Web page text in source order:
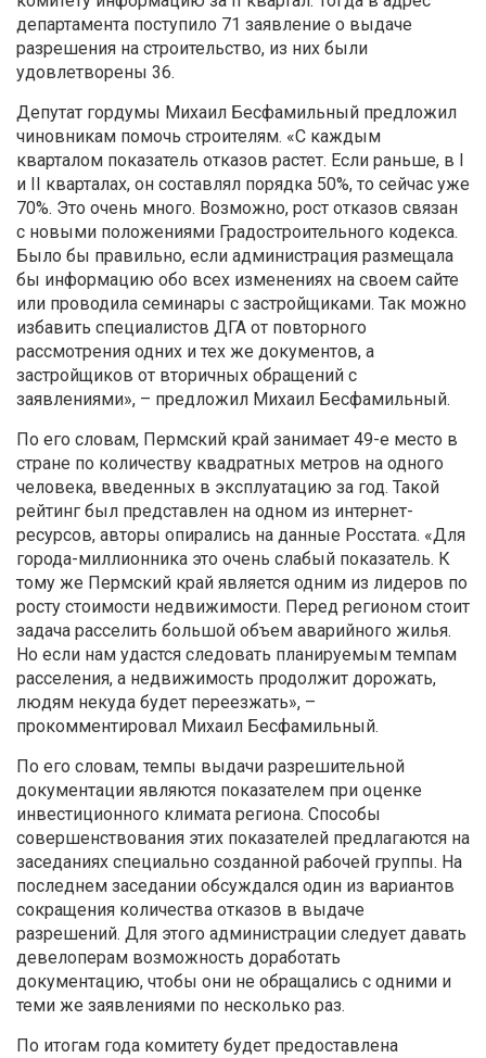
департамента поступило 71 заявление о выдаче
разрешения на строительство, из них были
удовлетворены 36.
Депутат гордумы Михаил Бесфамильный предложил
чиновникам помочь строителям. «С каждым
кварталом показатель отказов растет. Если раньше, в I
и II кварталах, он составлял порядка 50%, то сейчас уже
70%. Это очень много. Возможно, рост отказов связан
с новыми положениями Градостроительного кодекса.
Было бы правильно, если администрация размещала
бы информацию обо всех изменениях на своем сайте
или проводила семинары с застройщиками. Так можно
избавить специалистов ДГА от повторного
рассмотрения одних и тех же документов, а
застройщиков от вторичных обращений с
заявлениями», – предложил Михаил Бесфамильный.
По его словам, Пермский край занимает 49-е место в
стране по количеству квадратных метров на одного
человека, введенных в эксплуатацию за год. Такой
рейтинг был представлен на одном из интернет-
ресурсов, авторы опирались на данные Росстата. «Для
города-миллионника это очень слабый показатель. К
тому же Пермский край является одним из лидеров по
росту стоимости недвижимости. Перед регионом стоит
задача расселить большой объем аварийного жилья.
Но если нам удастся следовать планируемым темпам
расселения, а недвижимость продолжит дорожать,
людям некуда будет переезжать», –
прокомментировал Михаил Бесфамильный.
По его словам, темпы выдачи разрешительной
документации являются показателем при оценке
инвестиционного климата региона. Способы
совершенствования этих показателей предлагаются на
заседаниях специально созданной рабочей группы. На
последнем заседании обсуждался один из вариантов
сокращения количества отказов в выдаче
разрешений. Для этого администрации следует давать
девелоперам возможность доработать
документацию, чтобы они не обращались с одними и
теми же заявлениями по несколько раз.
По итогам года комитету будет предоставлена